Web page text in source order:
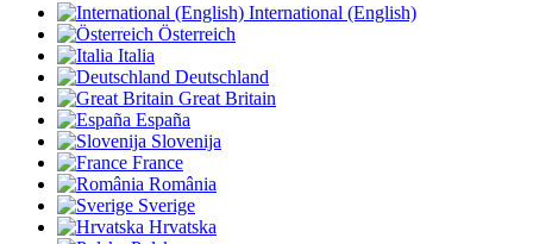
International (English)
Österreich
Italia
Deutschland
Great Britain
España
Slovenija
France
România
Sverige
Hrvatska